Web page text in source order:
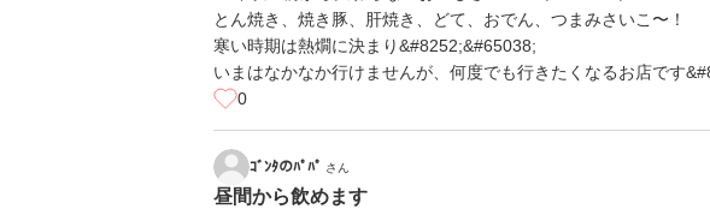
とん焼き、焼き豚、肝焼き、どて、おでん、つまみさいこ〜！
寒い時期は熱燗に決まり&#8252;&#65038;
いまはなかなか行けませんが、何度でも行きたくなるお店です
0
ｺﾞﾝﾀのﾊﾟﾊﾟ さん
昼間から飲めます